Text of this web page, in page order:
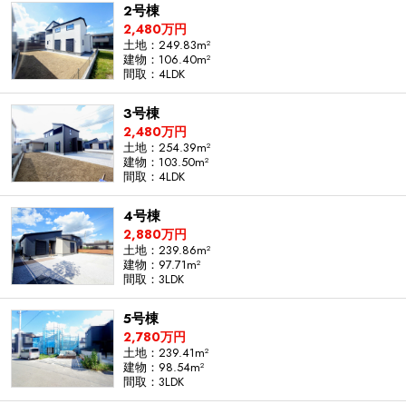
2号棟
2,480万円
土地：249.83m²
建物：106.40m²
間取：4LDK
3号棟
2,480万円
土地：254.39m²
建物：103.50m²
間取：4LDK
4号棟
2,880万円
土地：239.86m²
建物：97.71m²
間取：3LDK
5号棟
2,780万円
土地：239.41m²
建物：98.54m²
間取：3LDK